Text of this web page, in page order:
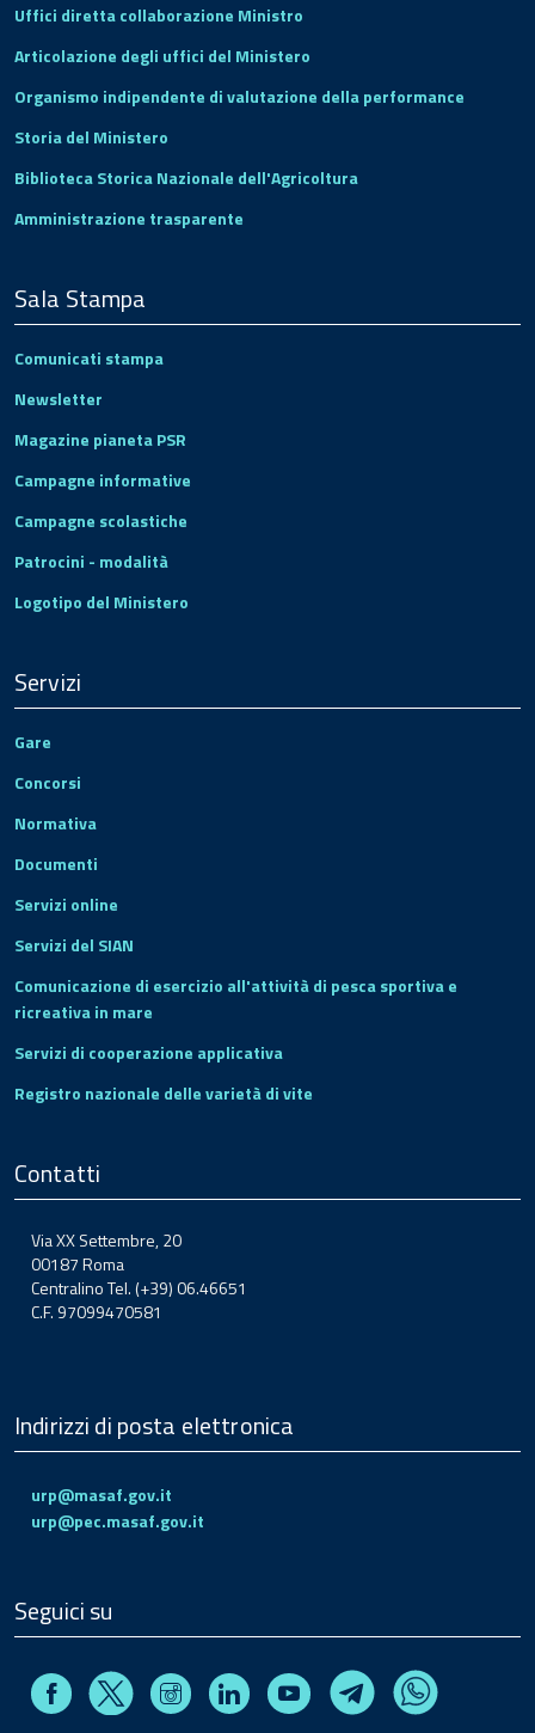
Uffici diretta collaborazione Ministro
Articolazione degli uffici del Ministero
Organismo indipendente di valutazione della performance
Storia del Ministero
Biblioteca Storica Nazionale dell'Agricoltura
Amministrazione trasparente
Sala Stampa
Comunicati stampa
Newsletter
Magazine pianeta PSR
Campagne informative
Campagne scolastiche
Patrocini - modalità
Logotipo del Ministero
Servizi
Gare
Concorsi
Normativa
Documenti
Servizi online
Servizi del SIAN
Comunicazione di esercizio all'attività di pesca sportiva e
ricreativa in mare
Servizi di cooperazione applicativa
Registro nazionale delle varietà di vite
Contatti
Via XX Settembre, 20
00187 Roma
Centralino Tel. (+39) 06.46651
C.F. 97099470581
Indirizzi di posta elettronica
urp@masaf.gov.it
urp@pec.masaf.gov.it
Seguici su
FacebookX InstagramLinkedin Youtube TelegramWhatsapp